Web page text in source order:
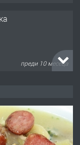
преди 10 месеца
преди 1 година